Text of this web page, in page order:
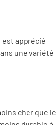
est apprécié
une variété
cher que le